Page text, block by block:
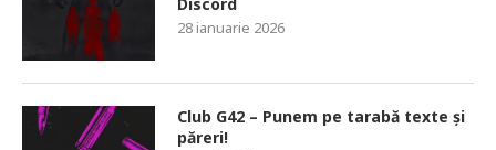
28 ianuarie 2026
Club G42 – Punem pe tarabă texte și
păreri!